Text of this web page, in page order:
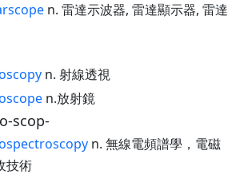
n. 雷達示波器, 雷達顯示器, 雷達
n. 射線透視
n.放射鏡
scop-
n. 無線電頻譜學，電磁
技術